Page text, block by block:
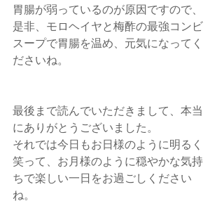
胃腸が弱っているのが原因ですので、
是非、モロヘイヤと梅酢の最強コンビ
スープで胃腸を温め、元気になってく
ださいね。
最後まで読んでいただきまして、本当
にありがとうございました。
それでは今日もお日様のように明るく
笑って、お月様のように穏やかな気持
ちで楽しい一日をお過ごしください
ね。